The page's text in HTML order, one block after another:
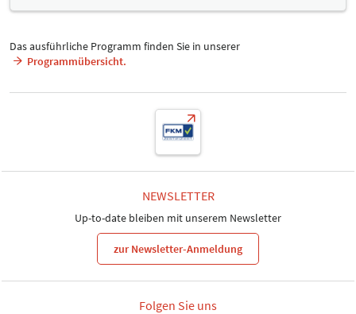
Das ausführliche Programm finden Sie in unserer
Programmübersicht.
NEWSLETTER
Up-to-date bleiben mit unserem Newsletter
zur Newsletter-Anmeldung
Folgen Sie uns